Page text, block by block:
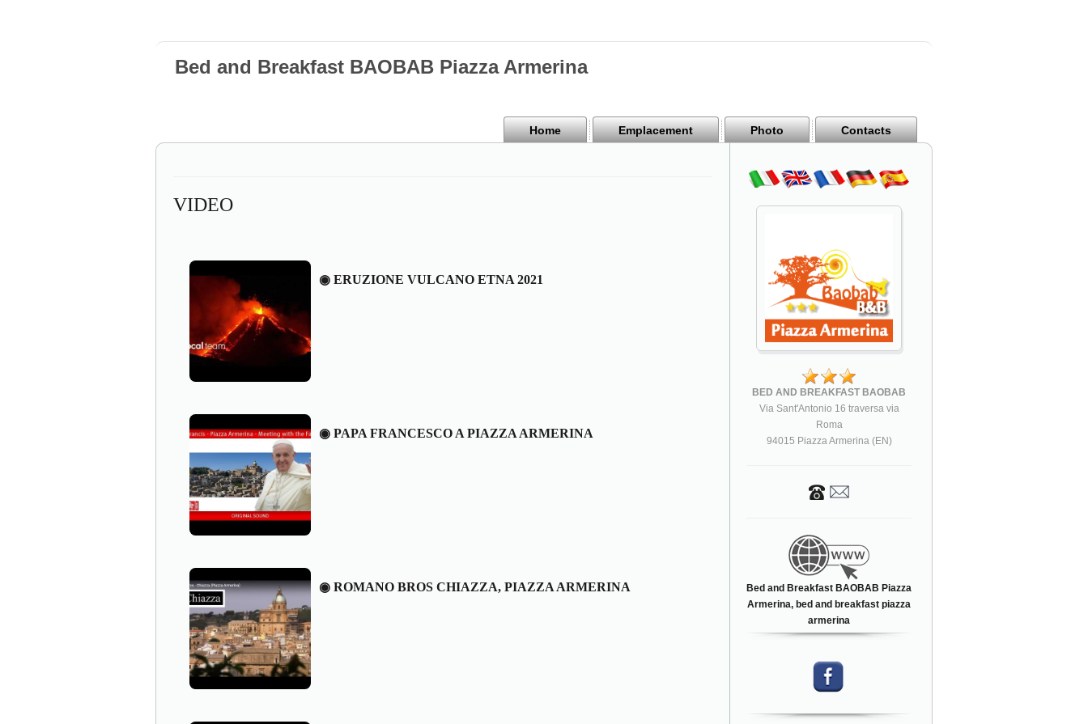
Bed and Breakfast BAOBAB Piazza Armerina
Home Emplacement Photo Contacts
VIDEO
◉ ERUZIONE VULCANO ETNA 2021
◉ PAPA FRANCESCO A PIAZZA ARMERINA
◉ ROMANO BROS CHIAZZA, PIAZZA ARMERINA
BED AND BREAKFAST BAOBAB
Via Sant'Antonio 16 traversa via
Roma
94015 Piazza Armerina (EN)
Bed and Breakfast BAOBAB Piazza
Armerina, bed and breakfast piazza
armerina